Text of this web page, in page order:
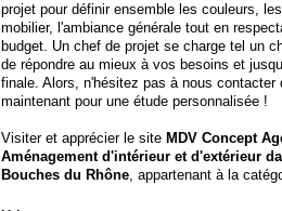
projet pour définir ensemble les couleurs,
mobilier, l'ambiance générale tout en
budget. Un chef de projet se charge tel un
de répondre au mieux à vos besoins et
finale. Alors, n'hésitez pas à nous contacter
maintenant pour une étude personnalisée !
Visiter et apprécier le site MDV Concept
Aménagement d'intérieur et d'extérieur
Bouches du Rhône, appartenant à la